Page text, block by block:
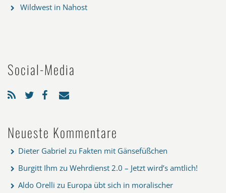
Wildwest in Nahost
Social-Media
Neueste Kommentare
Dieter Gabriel zu Fakten mit Gänsefüßchen
Burgitt Ihm zu Wehrdienst 2.0 – Jetzt wird’s amtlich!
Aldo Orelli zu Europa übt sich in moralischer